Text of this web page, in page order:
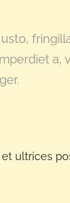
a,
ultrices